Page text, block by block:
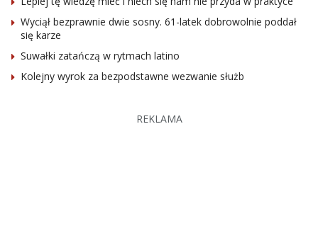
Wyciął bezprawnie dwie sosny. 61-latek dobrowolnie poddał
się karze
Suwałki zatańczą w rytmach latino
Kolejny wyrok za bezpodstawne wezwanie służb
REKLAMA